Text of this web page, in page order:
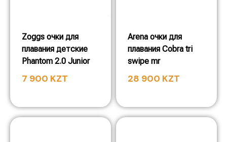
Zoggs очки для
плавания детские
Phantom 2.0 Junior
7 900 KZT
Arena очки для
плавания Cobra tri
swipe mr
28 900 KZT